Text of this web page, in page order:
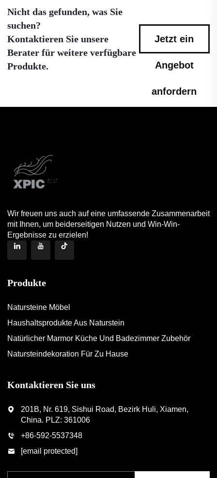
Nicht das gefunden, was Sie
suchen?
Kontaktieren Sie unsere
Berater für weitere verfügbare
Produkte.
Jetzt ein
Angebot
anfordern
Wir freuen uns auch auf eine umfassende Zusammenarbeit
mit Ihnen, um beiderseitigen Nutzen und Win-Win-
Ergebnisse zu erzielen!
Produkte
Natursteine Möbel
Haushaltsprodukte Aus Naturstein
Natürlicher Marmor Küche Und Badezimmer Zubehör
Natursteindekoration Für Zu Hause
Kontaktieren Sie uns
201B, Nr. 619, Sishui Road, Bezirk Huli, Xiamen,
China. PLZ: 361006
+86-592-5537348
[email protected]